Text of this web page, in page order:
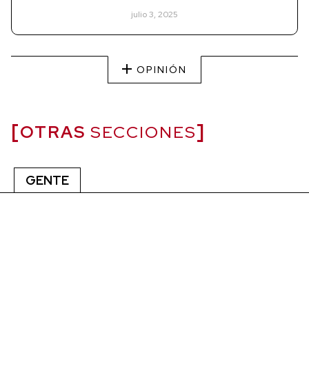
julio 3, 2025
OPINIÓN
OTRAS SECCIONES
GENTE